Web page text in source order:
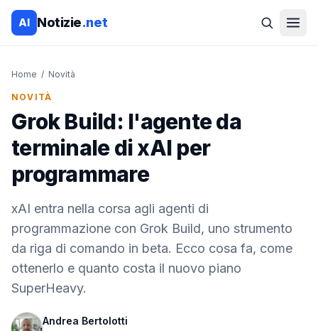
AI Notizie.net
Home / Novità
NOVITÀ
Grok Build: l'agente da
terminale di xAI per
programmare
xAI entra nella corsa agli agenti di
programmazione con Grok Build, uno strumento
da riga di comando in beta. Ecco cosa fa, come
ottenerlo e quanto costa il nuovo piano
SuperHeavy.
Andrea Bertolotti